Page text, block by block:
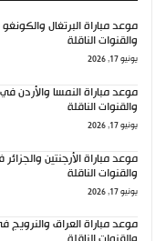
والقنوات الناقلة
يونيو 17, 2026
والقنوات الناقلة
يونيو 17, 2026
والقنوات الناقلة
يونيو 17, 2026